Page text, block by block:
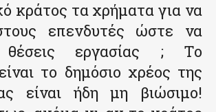
κράτος τα χρήματα για να
επενδυτές ώστε να
θέσεις εργασίας ; Το
το δημόσιο χρέος της
είναι ήδη μη βιώσιμο!